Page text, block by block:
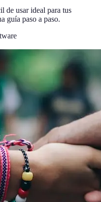
de usar ideal para tus
guía paso a paso.